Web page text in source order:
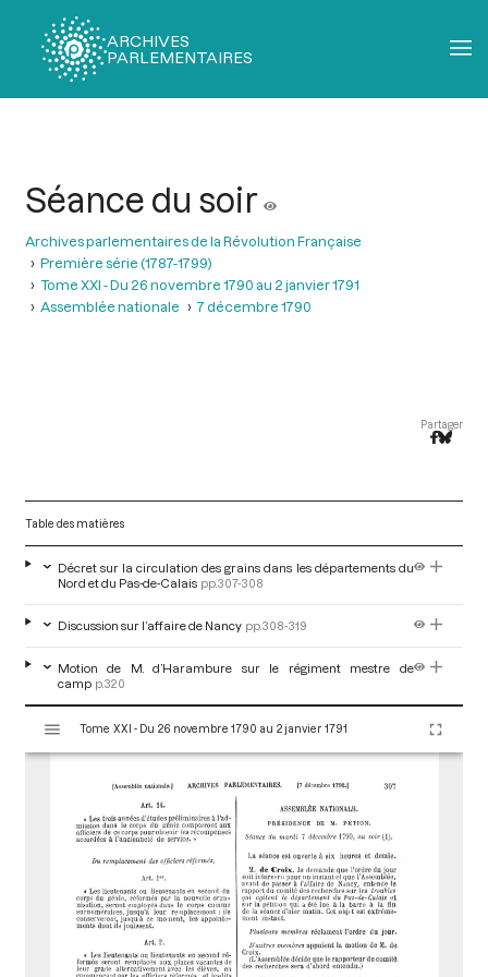
ARCHIVES
PARLEMENTAIRES
Séance du soir
Archives parlementaires de la Révolution Française
Première série (1787-1799)
Tome XXI - Du 26 novembre 1790 au 2 janvier 1791
Assemblée nationale
7 décembre 1790
Partager
Table des matières
Décret sur la circulation des grains dans les départements du
Nord et du Pas-de-Calais pp.307-308
Discussion sur l’affaire de Nancy pp.308-319
Motion de M. d’Harambure sur le régiment mestre de
camp p.320
s
Tome XXI - Du 26 novembre 1790 au 2 janvier 1791